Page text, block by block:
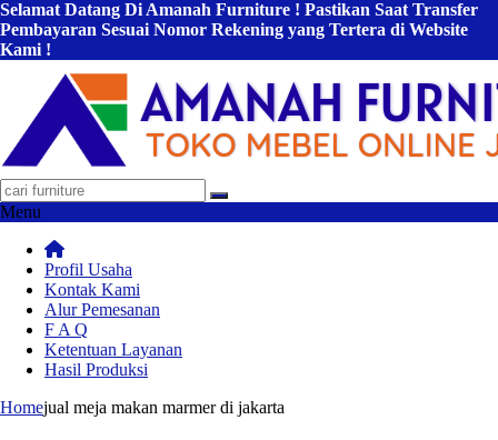
Selamat Datang Di Amanah Furniture ! Pastikan Saat Transfer
Pembayaran Sesuai Nomor Rekening yang Tertera di Website
Kami !
Menu
Profil Usaha
Kontak Kami
Alur Pemesanan
F A Q
Ketentuan Layanan
Hasil Produksi
Homejual meja makan marmer di jakarta